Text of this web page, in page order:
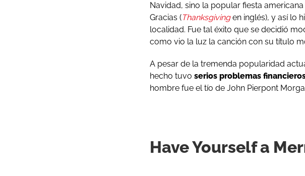
Navidad, sino la popular fiesta
Gracias (Thanksgivingen inglés), y así lo
localidad. Fue tal éxito que se decidió
como vio la luz la canción con su título
A pesar de la tremenda popularidad
hecho tuvo serios problemas
hombre fue el tío de John Pierpont
Have Yourself a